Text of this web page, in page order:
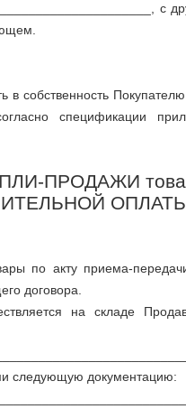
с
в собственность
спецификации
ПРОДАЖИ
по акту приема-
договора.
на складе
следующую документацию: